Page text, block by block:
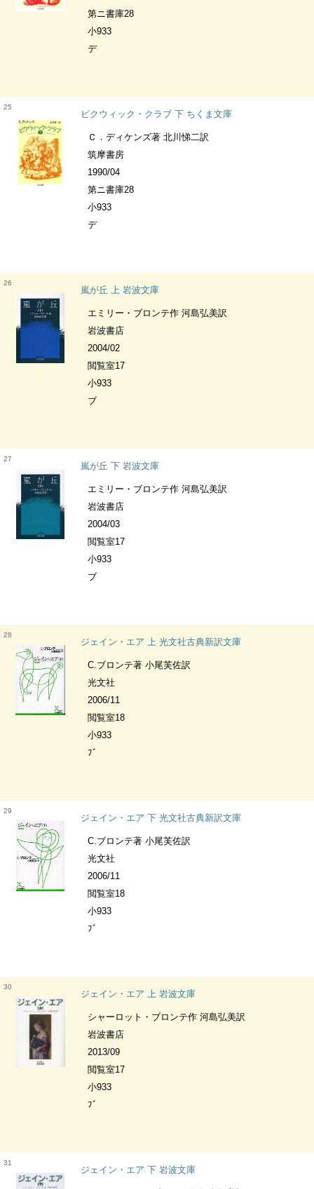
第ニ書庫28
小933
デ
25
ピクウィック・クラブ 下 ちくま文庫
Ｃ．ディケンズ著 北川悌二訳
筑摩書房
1990/04
第ニ書庫28
小933
デ
26
嵐が丘 上 岩波文庫
エミリー・ブロンテ作 河島弘美訳
岩波書店
2004/02
閲覧室17
小933
ブ
27
嵐が丘 下 岩波文庫
エミリー・ブロンテ作 河島弘美訳
岩波書店
2004/03
閲覧室17
小933
ブ
28
ジェイン・エア 上 光文社古典新訳文庫
C.ブロンテ著 小尾芙佐訳
光文社
2006/11
閲覧室18
小933
ﾌﾞ
29
ジェイン・エア 下 光文社古典新訳文庫
C.ブロンテ著 小尾芙佐訳
光文社
2006/11
閲覧室18
小933
ﾌﾞ
30
ジェイン・エア 上 岩波文庫
シャーロット・ブロンテ作 河島弘美訳
岩波書店
2013/09
閲覧室17
小933
ﾌﾞ
31
ジェイン・エア 下 岩波文庫